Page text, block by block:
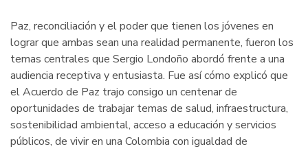
Paz, reconciliación y el poder que tienen los jóvenes en
lograr que ambas sean una realidad permanente, fueron los
temas centrales que Sergio Londoño abordó frente a una
audiencia receptiva y entusiasta. Fue así cómo explicó que
el Acuerdo de Paz trajo consigo un centenar de
oportunidades de trabajar temas de salud, infraestructura,
sostenibilidad ambiental, acceso a educación y servicios
públicos, de vivir en una Colombia con igualdad de